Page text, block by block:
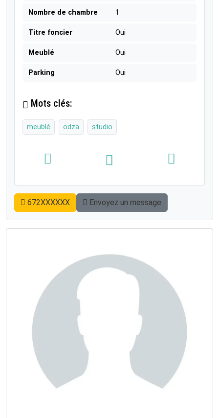
Nombre de chambre 1
Titre foncier Oui
Meublé Oui
Parking Oui
Mots clés:
meublé odza studio
672XXXXXX Envoyez un message